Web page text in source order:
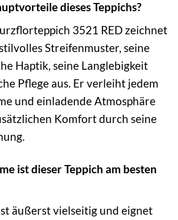
dieses Teppichs?
3521 RED zeichnet
Streifenmuster, seine
Haptik, seine Langlebigkeit
Pflege aus. Er verleiht jedem
und einladende Atmosphäre
Komfort durch seine
ist dieser Teppich am besten
äußerst vielseitig und eignet